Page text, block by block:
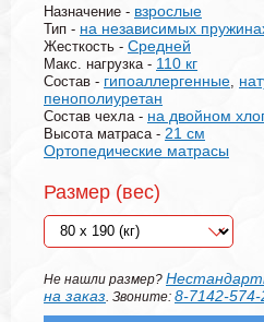
Назначение - взрослые
Тип - на независимых
Жесткость - Средней
Макс. нагрузка - 110 кг
Состав - гипоаллергенные
пенополиуретан
Состав чехла - на двойном
Высота матраса - 21 см
Ортопедические матрасы
Размер (вес)
Не нашли размер?
на заказ . Звоните: 8-7142-574-